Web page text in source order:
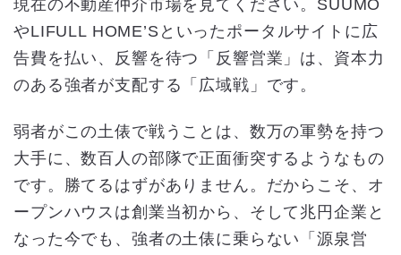
現在の不動産仲介市場を見てください。SUUMO
やLIFULL HOME’Sといったポータルサイトに広
告費を払い、反響を待つ「反響営業」は、資本力
のある強者が支配する「広域戦」です。
弱者がこの土俵で戦うことは、数万の軍勢を持つ
大手に、数百人の部隊で正面衝突するようなもの
です。勝てるはずがありません。だからこそ、オ
ープンハウスは創業当初から、そして兆円企業と
なった今でも、強者の土俵に乗らない「源泉営